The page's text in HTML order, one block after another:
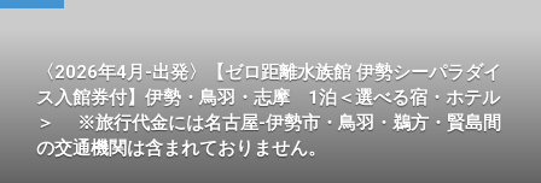
〈2026年4月-出発〉【ゼロ距離水族館 伊勢シーパラダイ
ス入館券付】伊勢・鳥羽・志摩 1泊＜選べる宿・ホテル
＞ ※旅行代金には名古屋-伊勢市・鳥羽・鵜方・賢島間
の交通機関は含まれておりません。